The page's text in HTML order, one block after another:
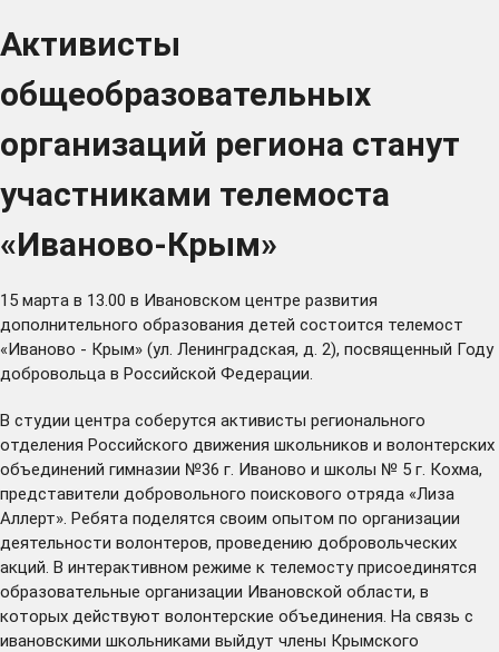
Активисты
общеобразовательных
организаций региона станут
участниками телемоста
«Иваново-Крым»
15 марта в 13.00 в Ивановском центре развития
дополнительного образования детей состоится телемост
«Иваново - Крым» (ул. Ленинградская, д. 2), посвященный Году
добровольца в Российской Федерации.
В студии центра соберутся активисты регионального
отделения Российского движения школьников и волонтерских
объединений гимназии №36 г. Иваново и школы № 5 г. Кохма,
представители добровольного поискового отряда «Лиза
Аллерт». Ребята поделятся своим опытом по организации
деятельности волонтеров, проведению добровольческих
акций. В интерактивном режиме к телемосту присоединятся
образовательные организации Ивановской области, в
которых действуют волонтерские объединения. На связь с
ивановскими школьниками выйдут члены Крымского